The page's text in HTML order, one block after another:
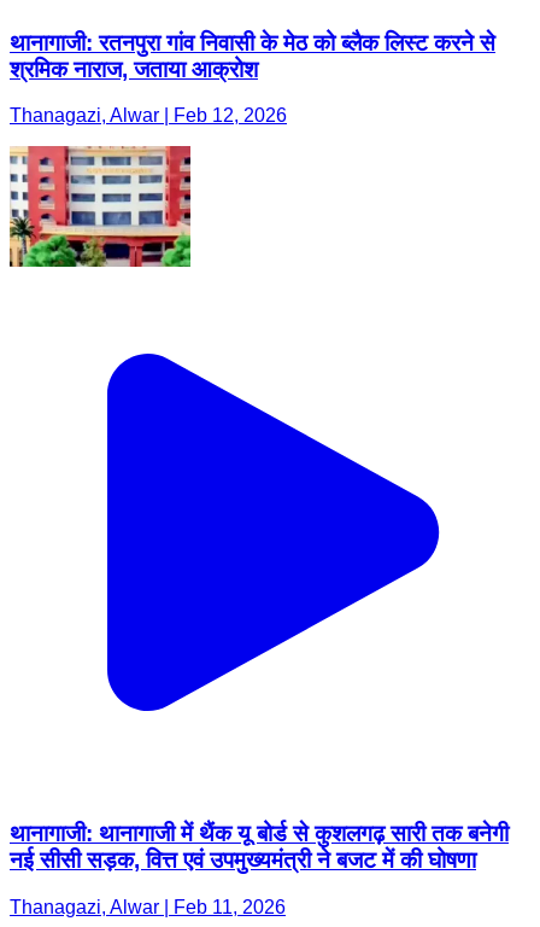
थानागाजी: रतनपुरा गांव निवासी के मेठ को ब्लैक लिस्ट करने से
श्रमिक नाराज, जताया आक्रोश
Thanagazi, Alwar | Feb 12, 2026
थानागाजी: थानागाजी में थैंक यू बोर्ड से कुशलगढ़ सारी तक बनेगी
नई सीसी सड़क, वित्त एवं उपमुख्यमंत्री ने बजट में की घोषणा
Thanagazi, Alwar | Feb 11, 2026